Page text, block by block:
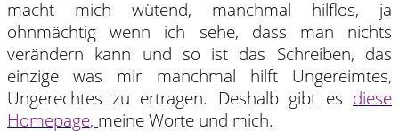
macht mich wütend, manchmal hilflos, ja
ohnmächtig wenn ich sehe, dass man nichts
verändern kann und so ist das Schreiben, das
einzige was mir manchmal hilft Ungereimtes,
Ungerechtes zu ertragen. Deshalb gibt es diese
Homepage, meine Worte und mich.